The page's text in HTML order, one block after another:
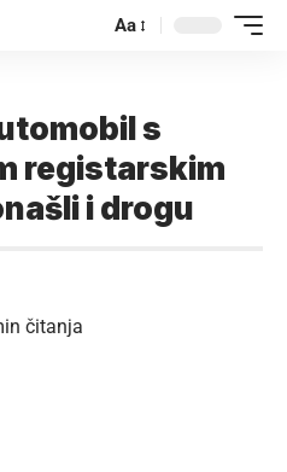
Aa
s
registarskim
i drogu
čitanja